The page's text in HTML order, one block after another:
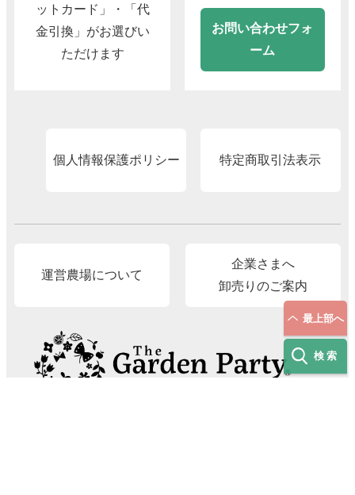
ットカード」・「代
金引換」がお選びい
ただけます
お問い合わせフォ
ーム
個人情報保護ポリシー 特定商取引法表示
運営農場について
企業さまへ
卸売りのご案内
最上部へ
検索